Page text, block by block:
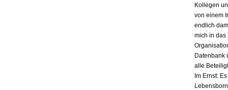
Kollegen
von einem
endlich
mich in das
Datenbank
alle
Im Ernst: